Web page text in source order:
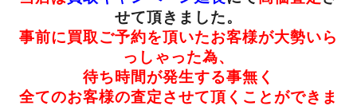
せて頂きました。
事前に買取ご予約を頂いたお客様が大勢いら
っしゃった為、
待ち時間が発生する事無く
全てのお客様の査定させて頂くことができま